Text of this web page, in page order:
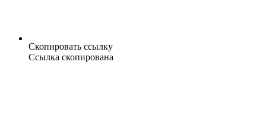
Скопировать ссылку
Ссылка скопирована